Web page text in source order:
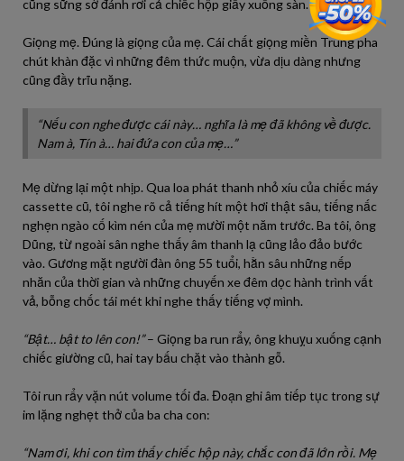
cũng sững sờ đánh rơi cả chiếc hộp giấy xuống sàn.
Giọng mẹ. Đúng là giọng của mẹ. Cái chất giọng miền Trung pha
chút khàn đặc vì những đêm thức muộn, vừa dịu dàng nhưng
cũng đầy trĩu nặng.
“Nếu con nghe được cái này… nghĩa là mẹ đã không về được.
Nam à, Tín à… hai đứa con của mẹ…”
Mẹ dừng lại một nhịp. Qua loa phát thanh nhỏ xíu của chiếc máy
cassette cũ, tôi nghe rõ cả tiếng hít một hơi thật sâu, tiếng nấc
nghẹn ngào cố kìm nén của mẹ mười một năm trước. Ba tôi, ông
Dũng, từ ngoài sân nghe thấy âm thanh lạ cũng lảo đảo bước
vào. Gương mặt người đàn ông 55 tuổi, hằn sâu những nếp
nhăn của thời gian và những chuyến xe đêm dọc hành trình vất
vả, bỗng chốc tái mét khi nghe thấy tiếng vợ mình.
“Bật… bật to lên con!”– Giọng ba run rẩy, ông khuỵu xuống cạnh
chiếc giường cũ, hai tay bấu chặt vào thành gỗ.
Tôi run rẩy vặn nút volume tối đa. Đoạn ghi âm tiếp tục trong sự
im lặng nghẹt thở của ba cha con:
“Nam ơi, khi con tìm thấy chiếc hộp này, chắc con đã lớn rồi. Mẹ